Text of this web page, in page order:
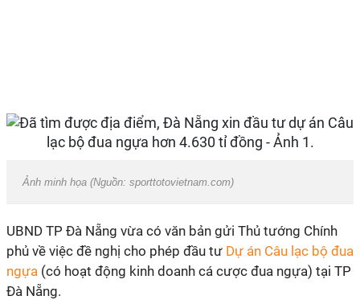
Ảnh minh họa (Nguồn: sporttotovietnam.com)
UBND TP Đà Nẵng vừa có văn bản gửi Thủ tướng Chính
phủ về việc đề nghị cho phép đầu tư Dự án Câu lạc bộ đua
ngựa (có hoạt động kinh doanh cá cược đua ngựa) tại TP
Đà Nẵng.